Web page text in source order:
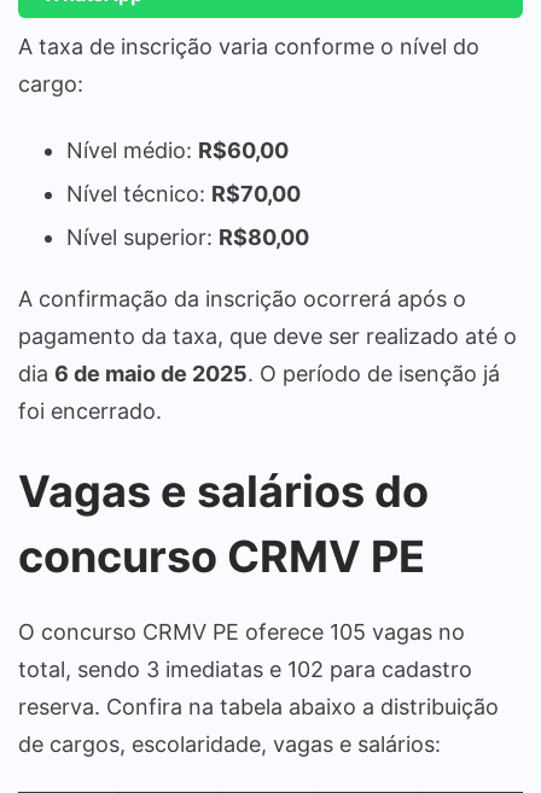
A taxa de inscrição varia conforme o nível do
cargo:
Nível médio: R$60,00
Nível técnico: R$70,00
Nível superior: R$80,00
A confirmação da inscrição ocorrerá após o
pagamento da taxa, que deve ser realizado até o
dia 6 de maio de 2025. O período de isenção já
foi encerrado.
Vagas e salários do
concurso CRMV PE
O concurso CRMV PE oferece 105 vagas no
total, sendo 3 imediatas e 102 para cadastro
reserva. Confira na tabela abaixo a distribuição
de cargos, escolaridade, vagas e salários: